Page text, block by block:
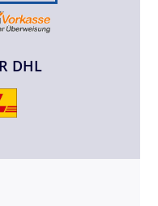
DHL